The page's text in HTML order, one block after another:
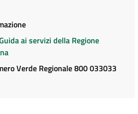
ai servizi della Regione
Verde Regionale 800 033033